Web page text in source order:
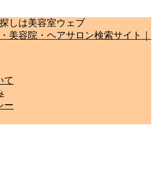
しは美容室ウェブ
美容院・ヘアサロン検索サイト｜
て
ー